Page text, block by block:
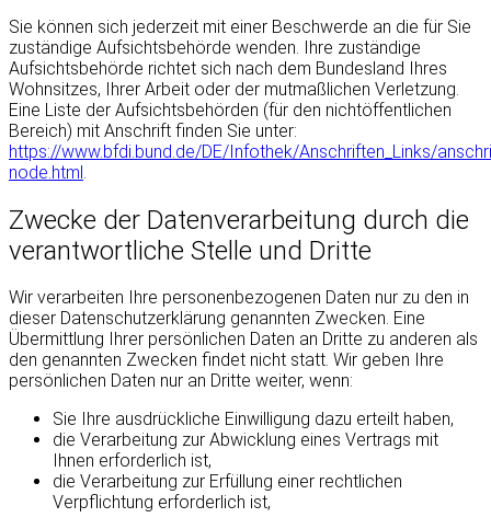
Sie können sich jederzeit mit einer Beschwerde an die für Sie
zuständige Aufsichtsbehörde wenden. Ihre zuständige
Aufsichtsbehörde richtet sich nach dem Bundesland Ihres
Wohnsitzes, Ihrer Arbeit oder der mutmaßlichen Verletzung.
Eine Liste der Aufsichtsbehörden (für den nichtöffentlichen
Bereich) mit Anschrift finden Sie unter:
https://www.bfdi.bund.de/DE/Infothek/Anschriften_Links/
node.html
Zwecke der Datenverarbeitung durch die
verantwortliche Stelle und Dritte
Wir verarbeiten Ihre personenbezogenen Daten nur zu den in
dieser Datenschutzerklärung genannten Zwecken. Eine
Übermittlung Ihrer persönlichen Daten an Dritte zu anderen als
den genannten Zwecken findet nicht statt. Wir geben Ihre
persönlichen Daten nur an Dritte weiter, wenn:
Sie Ihre ausdrückliche Einwilligung dazu erteilt haben,
die Verarbeitung zur Abwicklung eines Vertrags mit
Ihnen erforderlich ist,
die Verarbeitung zur Erfüllung einer rechtlichen
Verpflichtung erforderlich ist,